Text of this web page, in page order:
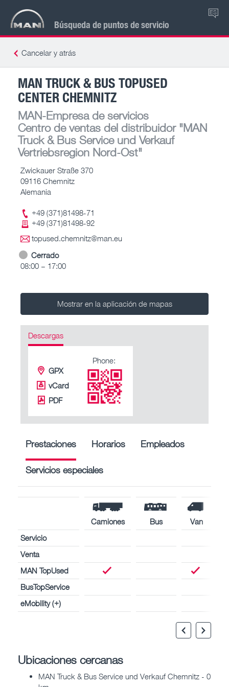
Búsqueda de puntos de servicio
ES
Cancelar y atrás
MAN TRUCK & BUS TOPUSED
CENTER CHEMNITZ
MAN-Empresa de servicios
Centro de ventas del distribuidor"MAN
Truck & Bus Service und Verkauf
Vertriebsregion Nord-Ost"
Zwickauer Straße 370
09116 Chemnitz
Alemania
+49 (371)81498-71
+49 (371)81498-92
topused.chemnitz@man.eu
Cerrado
08:00 – 17:00
Mostrar en la aplicación de mapas
Descargas
GPX
vCard
PDF
Phone:
Prestaciones Horarios Empleados
Servicios especiales
Camiones Bus
Van
Servicio
Venta
MAN TopUsed
BusTopService
eMobility (+)
Ubicaciones cercanas
MAN Truck & Bus Service und Verkauf Chemnitz - 0